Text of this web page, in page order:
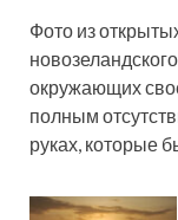
Фото из
окружающих
полным
руках, которые